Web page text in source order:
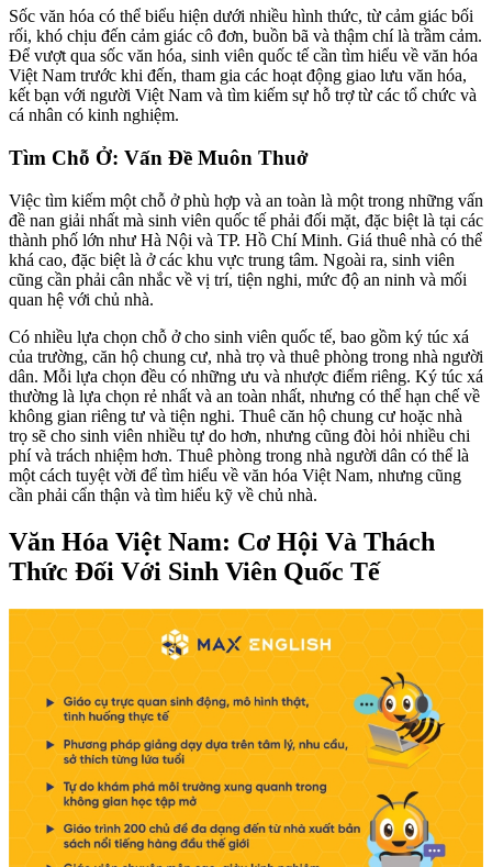
Sốc văn hóa có thể biểu hiện dưới nhiều hình thức, từ cảm giác bối
rối, khó chịu đến cảm giác cô đơn, buồn bã và thậm chí là trầm cảm.
Để vượt qua sốc văn hóa, sinh viên quốc tế cần tìm hiểu về văn hóa
Việt Nam trước khi đến, tham gia các hoạt động giao lưu văn hóa,
kết bạn với người Việt Nam và tìm kiếm sự hỗ trợ từ các tổ chức và
cá nhân có kinh nghiệm.
Tìm Chỗ Ở: Vấn Đề Muôn Thuở
Việc tìm kiếm một chỗ ở phù hợp và an toàn là một trong những vấn
đề nan giải nhất mà sinh viên quốc tế phải đối mặt, đặc biệt là tại các
thành phố lớn như Hà Nội và TP. Hồ Chí Minh. Giá thuê nhà có thể
khá cao, đặc biệt là ở các khu vực trung tâm. Ngoài ra, sinh viên
cũng cần phải cân nhắc về vị trí, tiện nghi, mức độ an ninh và mối
quan hệ với chủ nhà.
Có nhiều lựa chọn chỗ ở cho sinh viên quốc tế, bao gồm ký túc xá
của trường, căn hộ chung cư, nhà trọ và thuê phòng trong nhà người
dân. Mỗi lựa chọn đều có những ưu và nhược điểm riêng. Ký túc xá
thường là lựa chọn rẻ nhất và an toàn nhất, nhưng có thể hạn chế về
không gian riêng tư và tiện nghi. Thuê căn hộ chung cư hoặc nhà
trọ sẽ cho sinh viên nhiều tự do hơn, nhưng cũng đòi hỏi nhiều chi
phí và trách nhiệm hơn. Thuê phòng trong nhà người dân có thể là
một cách tuyệt vời để tìm hiểu về văn hóa Việt Nam, nhưng cũng
cần phải cẩn thận và tìm hiểu kỹ về chủ nhà.
Văn Hóa Việt Nam: Cơ Hội Và Thách
Thức Đối Với Sinh Viên Quốc Tế